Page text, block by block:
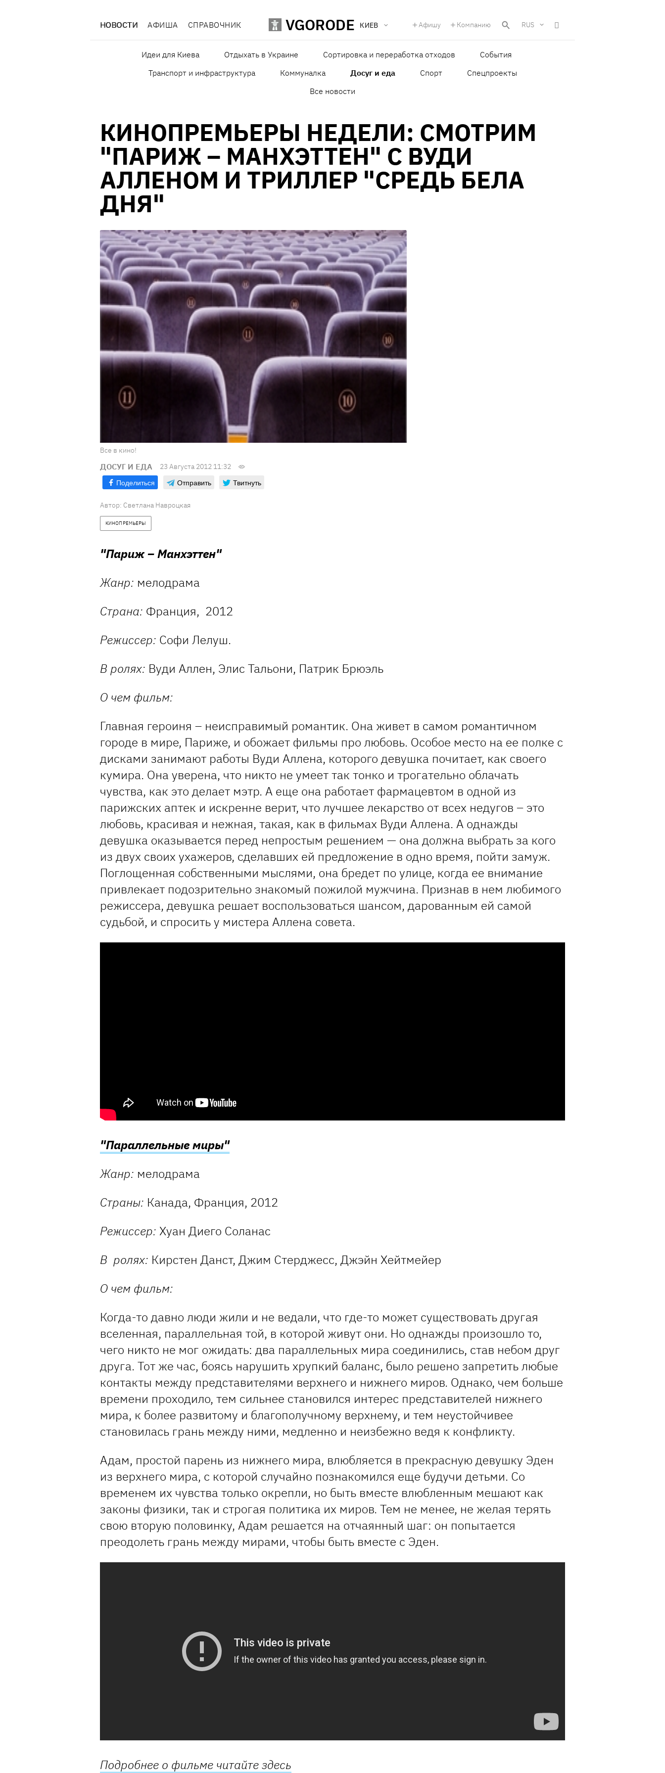
НОВОСТИ АФИША СПРАВОЧНИК VGORODE КИЕВ Афишу Компанию RUS
Идеи для Киева Отдыхать в Украине Сортировка и переработка отходов
События
Транспорт и инфраструктура
Коммуналка Досуг и еда Спорт
Спецпроекты
Все новости
КИНОПРЕМЬЕРЫ НЕДЕЛИ: СМОТРИМ
"ПАРИЖ – МАНХЭТТЕН" С ВУДИ
АЛЛЕНОМ И ТРИЛЛЕР "СРЕДЬ БЕЛА
ДНЯ"
Все в кино!
ДОСУГ И ЕДА 23 Августа 2012 11:32
Поделиться Отправить Твитнуть
Автор: Светлана Навроцкая
КИНОПРЕМЬЕРЫ
"Париж – Манхэттен"
Жанр: мелодрама
Страна: Франция, 2012
Режиссер: Софи Лелуш.
В ролях: Вуди Аллен, Элис Тальони, Патрик Брюэль
О чем фильм:
Главная героиня – неисправимый романтик. Она живет в самом романтичном
городе в мире, Париже, и обожает фильмы про любовь. Особое место на ее полке с
дисками занимают работы Вуди Аллена, которого девушка почитает, как своего
кумира. Она уверена, что никто не умеет так тонко и трогательно облачать
чувства, как это делает мэтр. А еще она работает фармацевтом в одной из
парижских аптек и искренне верит, что лучшее лекарство от всех недугов – это
любовь, красивая и нежная, такая, как в фильмах Вуди Аллена. А однажды
девушка оказывается перед непростым решением — она должна выбрать за кого
из двух своих ухажеров, сделавших ей предложение в одно время, пойти замуж.
Поглощенная собственными мыслями, она бредет по улице, когда ее внимание
привлекает подозрительно знакомый пожилой мужчина. Признав в нем любимого
режиссера, девушка решает воспользоваться шансом, дарованным ей самой
судьбой, и спросить у мистера Аллена совета.
"Параллельные миры"
Жанр: мелодрама
Страны: Канада, Франция, 2012
Режиссер: Хуан Диего Соланас
В ролях: Кирстен Данст, Джим Стерджесс, Джэйн Хейтмейер
О чем фильм:
Когда-то давно люди жили и не ведали, что где-то может существовать другая
вселенная, параллельная той, в которой живут они. Но однажды произошло то,
чего никто не мог ожидать: два параллельных мира соединились, став небом друг
друга. Тот же час, боясь нарушить хрупкий баланс, было решено запретить любые
контакты между представителями верхнего и нижнего миров. Однако, чем больше
времени проходило, тем сильнее становился интерес представителей нижнего
мира, к более развитому и благополучному верхнему, и тем неустойчивее
становилась грань между ними, медленно и неизбежно ведя к конфликту.
Адам, простой парень из нижнего мира, влюбляется в прекрасную девушку Эден
из верхнего мира, с которой случайно познакомился еще будучи детьми. Со
временем их чувства только окрепли, но быть вместе влюбленным мешают как
законы физики, так и строгая политика их миров. Тем не менее, не желая терять
свою вторую половинку, Адам решается на отчаянный шаг: он попытается
преодолеть грань между мирами, чтобы быть вместе с Эден.
Подробнее о фильме читайте здесь